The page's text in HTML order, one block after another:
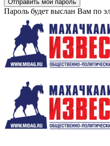
Пароль будет выслан Вам по